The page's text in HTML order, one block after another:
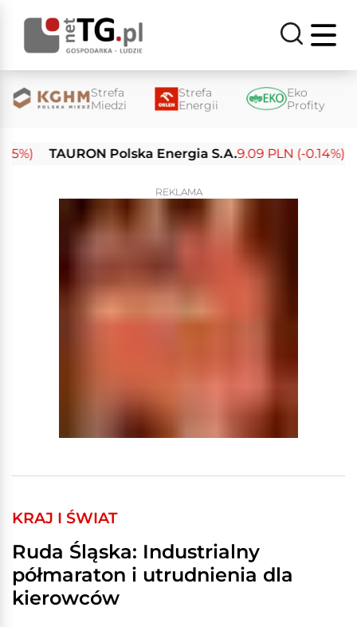
Strefa
Miedzi
Strefa
Energii
Eko
Profity
TAURON Polska Energia S.A.9.09 PLN (-0.14%)
REKLAMA
KRAJ I ŚWIAT
Ruda Śląska: Industrialny
półmaraton i utrudnienia dla
kierowców